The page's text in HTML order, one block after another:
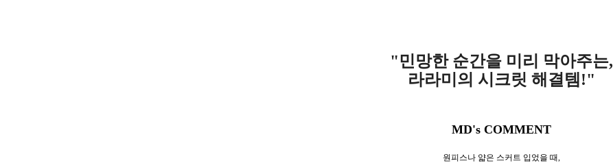
"민망한 순간을 미리 막아주는,
라라미의 시크릿 해결템!"
MD's COMMENT
원피스나 얇은 스커트 입었을 때,